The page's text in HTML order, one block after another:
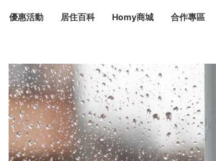
前往 設計裝潢 大館
設計裝潢
設計裝潢
室內設計軟裝設計包租代管
優惠活動
免費居住好生活講座服務滿意度抽獎電子報隱藏優惠
居住百科
設計裝潢
室內設計居家設計裝修攻略生活提案 居家新聞
搬家清運
優質搬家驗屋服務
Homy商城 合作專區
賣屋